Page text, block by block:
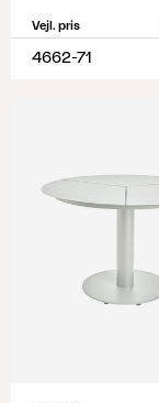
Vejl. pris
4662-71